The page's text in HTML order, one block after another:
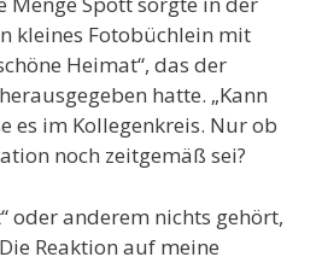
kleines Fotobüchlein mit
Heimat“, das der
hatte. „Kann
es im Kollegenkreis. Nur ob
noch zeitgemäß sei?
oder anderem nichts gehört,
Reaktion auf meine